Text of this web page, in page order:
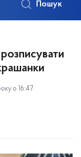
Пошук
о 16:47